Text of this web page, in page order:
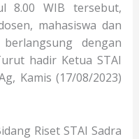
8.00 WIB tersebut,
mahasiswa dan
dengan
hadir Ketua STAI
Kamis (17/08/2023)
Riset STAI Sadra